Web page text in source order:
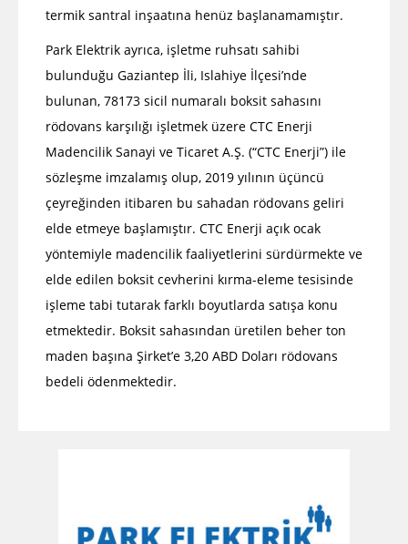
termik santral inşaatına henüz başlanamamıştır.
Park Elektrik ayrıca, işletme ruhsatı sahibi
bulunduğu Gaziantep İli, Islahiye İlçesi’nde
bulunan, 78173 sicil numaralı boksit sahasını
rödovans karşılığı işletmek üzere CTC Enerji
Madencilik Sanayi ve Ticaret A.Ş. (“CTC Enerji”) ile
sözleşme imzalamış olup, 2019 yılının üçüncü
çeyreğinden itibaren bu sahadan rödovans geliri
elde etmeye başlamıştır. CTC Enerji açık ocak
yöntemiyle madencilik faaliyetlerini sürdürmekte ve
elde edilen boksit cevherini kırma-eleme tesisinde
işleme tabi tutarak farklı boyutlarda satışa konu
etmektedir. Boksit sahasından üretilen beher ton
maden başına Şirket’e 3,20 ABD Doları rödovans
bedeli ödenmektedir.